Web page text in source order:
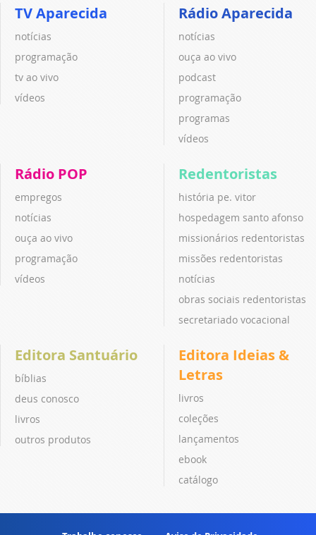
TV Aparecida
notícias
programação
tv ao vivo
vídeos
Rádio Aparecida
notícias
ouça ao vivo
podcast
programação
programas
vídeos
Rádio POP
empregos
notícias
ouça ao vivo
programação
vídeos
Redentoristas
história pe. vitor
hospedagem santo afonso
missionários redentoristas
missões redentoristas
notícias
obras sociais redentoristas
secretariado vocacional
Editora Santuário
bíblias
deus conosco
livros
outros produtos
Editora Ideias &
Letras
livros
coleções
lançamentos
ebook
catálogo